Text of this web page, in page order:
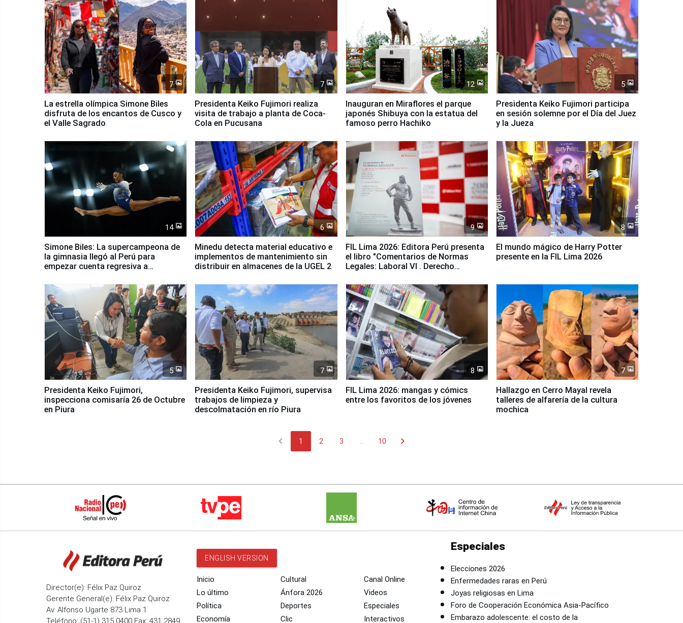
7
La estrella olímpica Simone Biles
disfruta de los encantos de Cusco y
el Valle Sagrado
7
Presidenta Keiko Fujimori realiza
visita de trabajo a planta de Coca-
Cola en Pucusana
12
Inauguran en Miraflores el parque
japonés Shibuya con la estatua del
famoso perro Hachiko
5
Presidenta Keiko Fujimori participa
en sesión solemne por el Día del Juez
y la Jueza
14
Simone Biles: La supercampeona de
la gimnasia llegó al Perú para
empezar cuenta regresiva a
6
Minedu detecta material educativo e
implementos de mantenimiento sin
distribuir en almacenes de la UGEL 2
9
FIL Lima 2026: Editora Perú presenta
el libro "Comentarios de Normas
Legales: Laboral Vl . Derecho
8
El mundo mágico de Harry Potter
presente en la FIL Lima 2026
5
Presidenta Keiko Fujimori,
inspecciona comisaría 26 de Octubre
en Piura
7
Presidenta Keiko Fujimori, supervisa
trabajos de limpieza y
descolmatación en río Piura
8
FIL Lima 2026: mangas y cómics
entre los favoritos de los jóvenes
7
Hallazgo en Cerro Mayal revela
talleres de alfarería de la cultura
mochica
chevron_left 1 2 3 10 chevron_right
Director(e): Félix Paz Quiroz
Gerente General(e): Félix Paz Quiroz
Av. Alfonso Ugarte 873 Lima 1
Teléfono: (51-1) 315 0400 Fax: 431 2849
ENGLISH VERSION
Inicio
Lo último
Política
Economía
Cultural
Ánfora 2026
Deportes
Clic
Canal Online
Videos
Especiales
Interactivos
Especiales
Elecciones 2026
Enfermedades raras en Perú
Joyas religiosas en Lima
Foro de Cooperación Económica Asia-Pacífico
Embarazo adolescente: el costo de la